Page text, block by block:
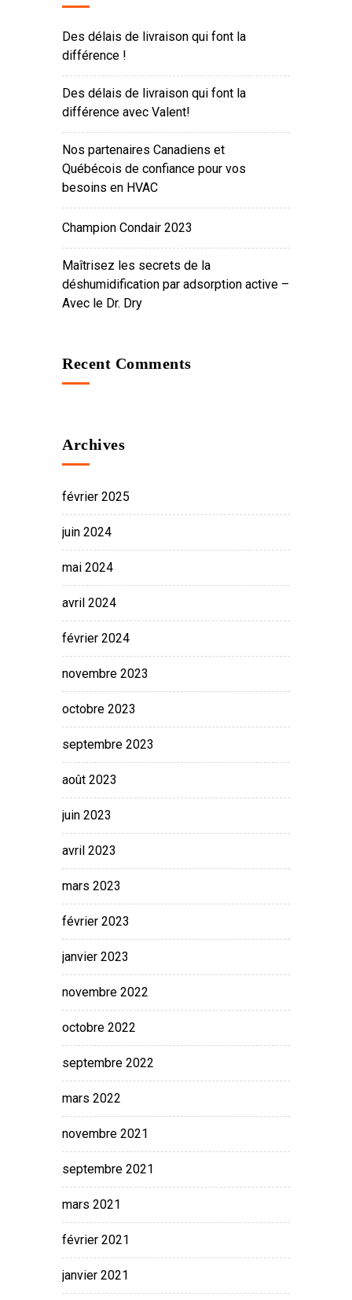
Des délais de livraison qui font la
différence !
Des délais de livraison qui font la
différence avec Valent!
Nos partenaires Canadiens et
Québécois de confiance pour vos
besoins en HVAC
Champion Condair 2023
Maîtrisez les secrets de la
déshumidification par adsorption active –
Avec le Dr. Dry
Recent Comments
Archives
février 2025
juin 2024
mai 2024
avril 2024
février 2024
novembre 2023
octobre 2023
septembre 2023
août 2023
juin 2023
avril 2023
mars 2023
février 2023
janvier 2023
novembre 2022
octobre 2022
septembre 2022
mars 2022
novembre 2021
septembre 2021
mars 2021
février 2021
janvier 2021